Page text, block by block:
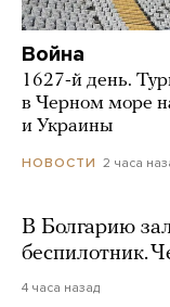
Война
1627-й день.
в Черном море
и Украины
НОВОСТИ 2 часа
В Болгарию
беспилотник.
4 часа назад